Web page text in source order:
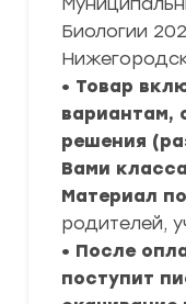
Биологии
• Товар
вариантам,
решения
Вами
Материал
родителей,
• После
поступит